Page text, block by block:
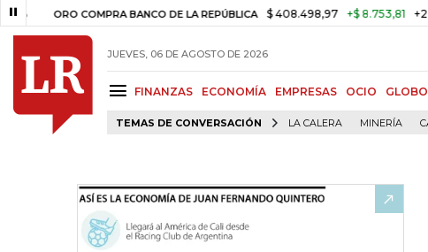
ORO COMPRA BANCO DE LA REPÚBLICA $ 408.498,97 +$ 8.753,81 +2,19%
JUEVES, 06 DE AGOSTO DE 2026
FINANZAS ECONOMÍA EMPRESAS OCIO
TEMAS DE CONVERSACIÓN LA CALERA MINERÍA